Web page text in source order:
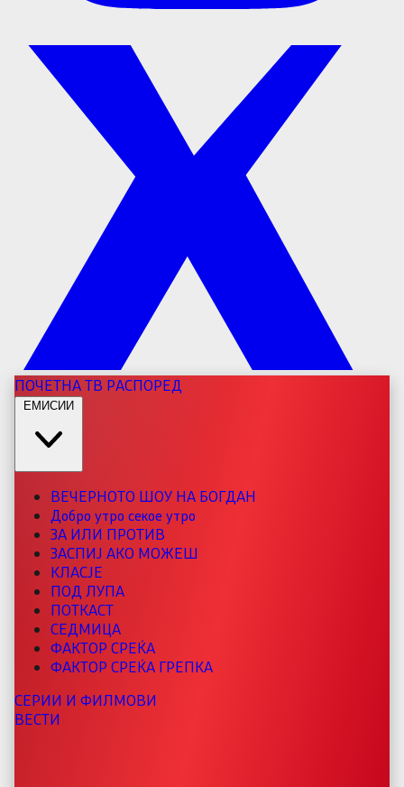
ПОЧЕТНАТВ РАСПОРЕД
ЕМИСИИ
ВЕЧЕРНОТО ШОУ НА БОГДАН
Добро утро секое утро
ЗА ИЛИ ПРОТИВ
ЗАСПИЈ АКО МОЖЕШ
КЛАСЈЕ
ПОД ЛУПА
ПОТКАСТ
СЕДМИЦА
ФАКТОР СРЕЌА
ФАКТОР СРЕЌА ГРЕПКА
СЕРИИ И ФИЛМОВИ
ВЕСТИ